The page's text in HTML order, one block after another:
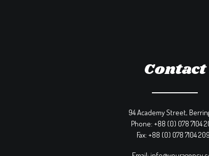
Contact
94 Academy Street,
Phone: +88 (0) 078 7104
Fax: +88 (0) 078 7104